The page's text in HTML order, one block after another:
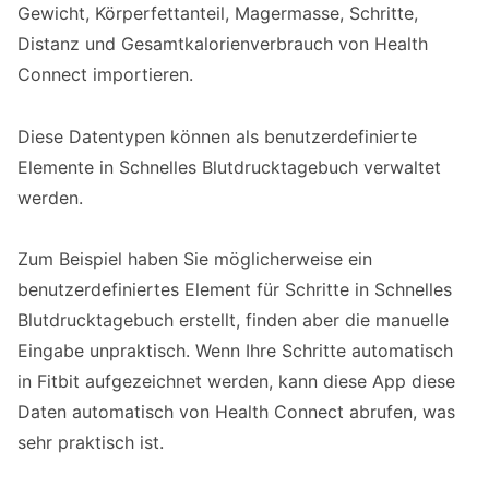
Gewicht, Körperfettanteil, Magermasse, Schritte,
Distanz und Gesamtkalorienverbrauch von Health
Connect importieren.
Diese Datentypen können als benutzerdefinierte
Elemente in Schnelles Blutdrucktagebuch verwaltet
werden.
Zum Beispiel haben Sie möglicherweise ein
benutzerdefiniertes Element für Schritte in Schnelles
Blutdrucktagebuch erstellt, finden aber die manuelle
Eingabe unpraktisch. Wenn Ihre Schritte automatisch
in Fitbit aufgezeichnet werden, kann diese App diese
Daten automatisch von Health Connect abrufen, was
sehr praktisch ist.